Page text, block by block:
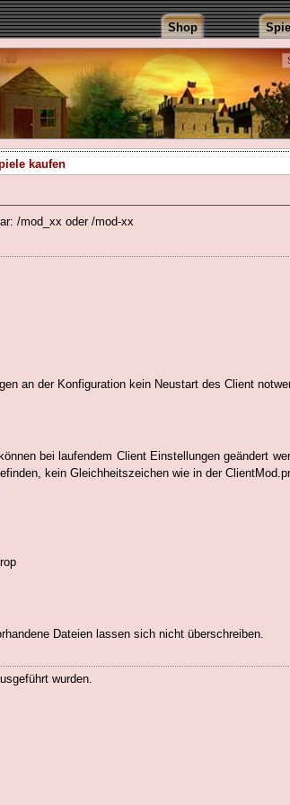
Shop
kaufen
/mod_xx oder /mod-xx
an der Konfiguration kein Neustart des Client
bei laufendem Client Einstellungen geändert
kein Gleichheitszeichen wie in der
Dateien lassen sich nicht überschreiben.
wurden.